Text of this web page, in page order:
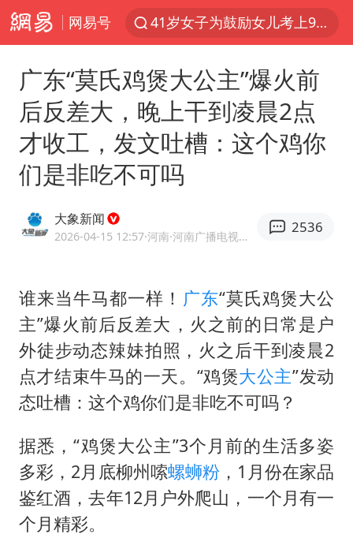
网易号
41岁女子为鼓励女儿考上985研究生
24小时不关空调 电费反而更低？
“梅姨”已是老年人 死刑或适用受限
“事业单位招聘不是人情买卖”
南大数院院长疑辞职信里写不想干了
闪电劈中电线炸出一条火花
李亚鹏向地铁吐血女孩捐99999元
李嫣近照曝光
新华社权威快报|我国编制完成新版全月地质图
中国经济展现强大韧性和活力
广东“莫氏鸡煲大公主”爆火前
后反差大，晚上干到凌晨2点
才收工，发文吐槽：这个鸡你
们是非吃不可吗
大象新闻
2026-04-15 12:57·河南 ·河南广播电视台官方网易号
2536
谁来当牛马都一样！ 广东“莫氏鸡煲大公
主”爆火前后反差大，火之前的日常是户
外徒步动态辣妹拍照，火之后干到凌晨2
点才结束牛马的一天。“鸡煲大公主”发动
态吐槽：这个鸡你们是非吃不可吗？
据悉，“鸡煲大公主”3个月前的生活多姿
多彩，2月底柳州嗦螺蛳粉 ，1月份在家品
鉴红酒，去年12月户外爬山，一个月有一
个月精彩。